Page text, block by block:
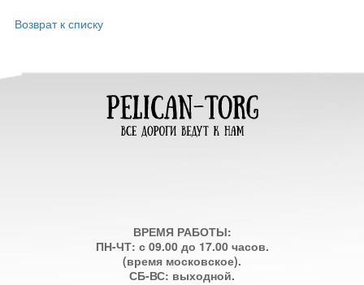
Возврат к списку
ВРЕМЯ РАБОТЫ:
ПН-ЧТ: с 09.00 до 17.00 часов.
(время московское).
СБ-ВС: выходной.